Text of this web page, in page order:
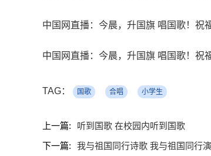
中国网直播：今晨，升国旗 唱国歌！祝
中国网直播：今晨，升国旗 唱国歌！祝
TAG： 国歌 合唱 小学生
上一篇:
听到国歌 在校园内听到国歌
下一篇:
我与祖国同行诗歌 我与祖国同行